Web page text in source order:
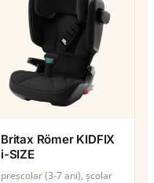
Britax Römer KIDFIX
i-SIZE
preșcolar (3-7 ani), școlar